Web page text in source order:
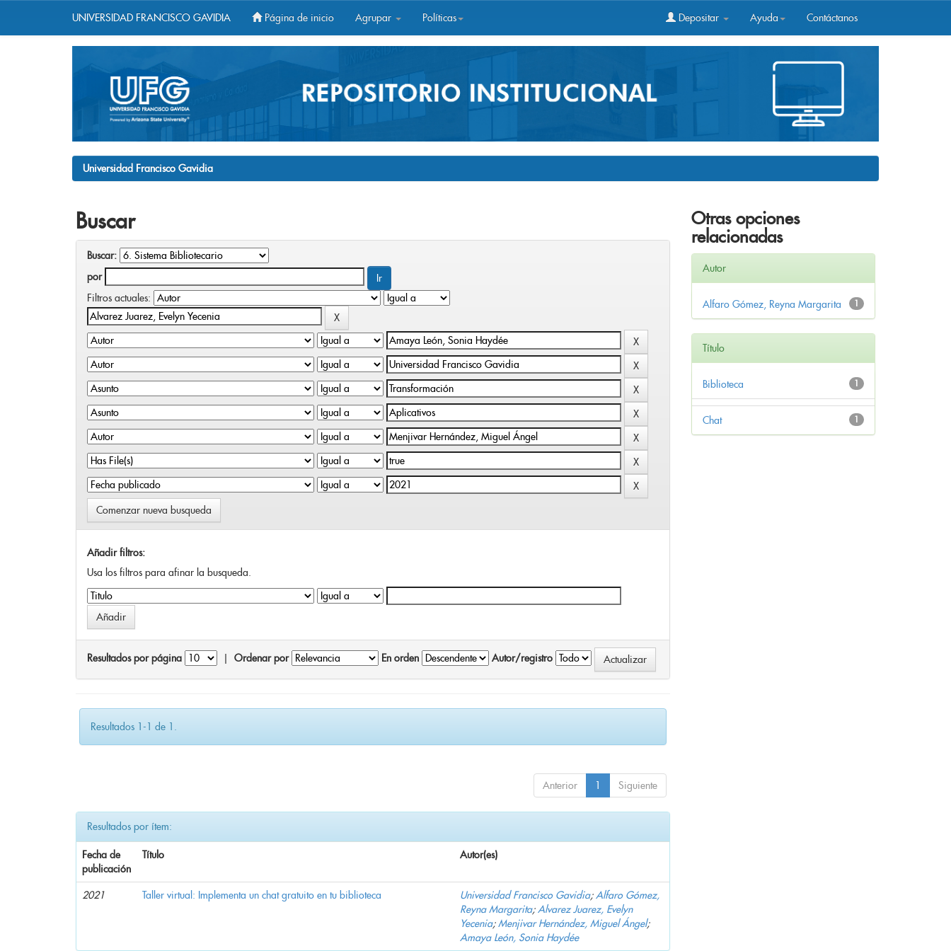
UNIVERSIDAD FRANCISCO GAVIDIA Página de inicio Agrupar Políticas Depositar Ayuda Contáctanos
Universidad Francisco Gavidia
Buscar
Buscar:
por
Filtros actuales:
Comenzar nueva busqueda
Añadir filtros:
Usa los filtros para afinar la busqueda.
Resultados por página Ordenar por En orden Autor/registro
Resultados 1-1 de 1.
Anterior 1 Siguiente
Resultados por ítem:
Fecha de
publicación
Título Autor(es)
2021 Taller virtual: Implementa un chat gratuito en tu biblioteca Universidad Francisco Gavidia;Alfaro Gómez,
Reyna Margarita;Alvarez Juarez, Evelyn
Yecenia;Menjivar Hernández, Miguel Ángel;
Amaya León, Sonia Haydée
Otras opciones
relacionadas
Autor
1
Alfaro Gómez, Reyna Margarita
Título
1
Biblioteca
1
Chat